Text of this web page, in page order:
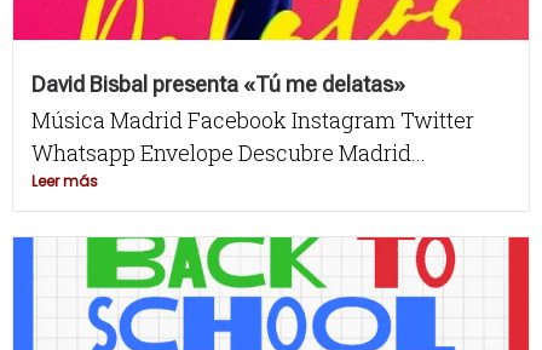
David Bisbal presenta «Tú me delatas»
Música Madrid Facebook Instagram Twitter
Whatsapp Envelope Descubre Madrid...
Leer más